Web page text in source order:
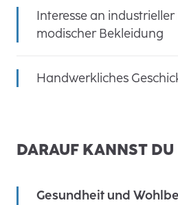
Interesse an
modischer Bekleidung
Handwerkliches
DARAUF KANNST DU
Gesundheit und